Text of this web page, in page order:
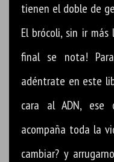
tienen el doble de
El brócoli, sin ir más
final se nota!
adéntrate en este
cara al ADN, ese
acompaña toda la
cambiar? y